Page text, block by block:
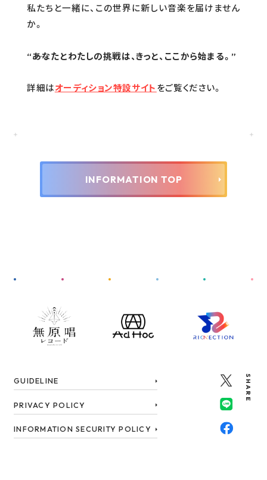
私たちと一緒に、この世界に新しい音楽を届けません
か。
“――あなたとわたしの挑戦は、きっと、ここから始まる。”
詳細はオーディション特設サイト をご覧ください。
INFORMATION TOP
SHARE
GUIDELINE
PRIVACY POLICY
INFORMATION SECURITY POLICY